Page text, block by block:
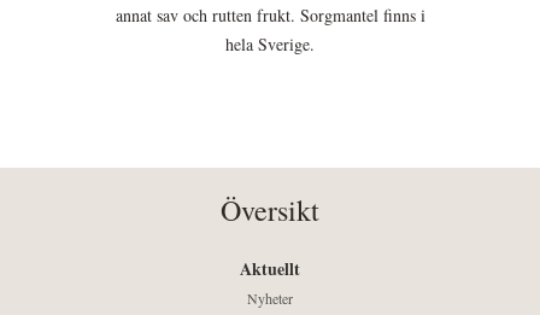
annat sav och rutten frukt. Sorgmantel finns i
hela Sverige.
Översikt
Aktuellt
Nyheter